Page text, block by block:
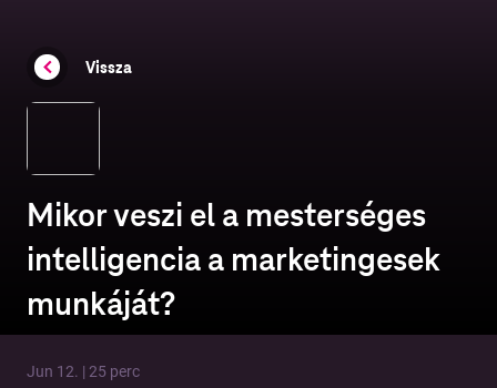
Vissza
Mikor veszi el a mesterséges
intelligencia a marketingesek
munkáját?
Jun 12. | 25 perc